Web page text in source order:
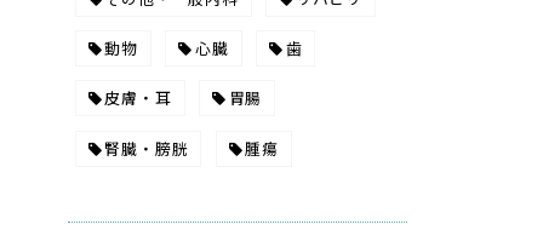
動物 心臓 歯
皮膚・耳 胃腸
腎臓・膀胱 腫瘍